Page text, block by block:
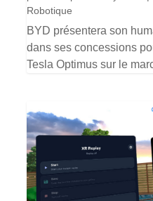
Robotique
BYD présentera son
dans ses concessions
Tesla Optimus sur le